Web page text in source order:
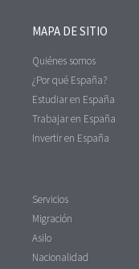
MAPA DE SITIO
Quiénes somos
¿Por qué España?
Estudiar en España
Trabajar en España
Invertir en España
Servicios
Migración
Asilo
Nacionalidad